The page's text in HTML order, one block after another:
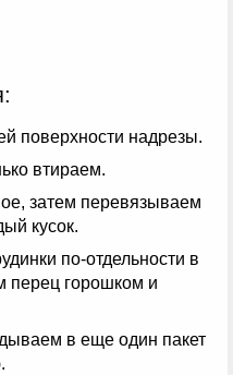
поверхности надрезы.
втираем.
затем перевязываем
кусок.
по-отдельности в
перец горошком и
в еще один пакет